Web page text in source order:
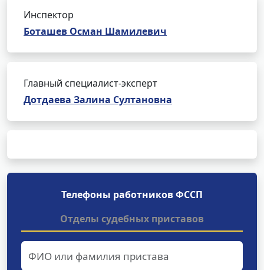
Инспектор
Боташев Осман Шамилевич
Главный специалист-эксперт
Дотдаева Залина Султановна
Телефоны работников ФССП
Отделы судебных приставов